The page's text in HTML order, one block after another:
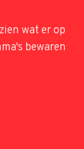
wat er op
bewaren